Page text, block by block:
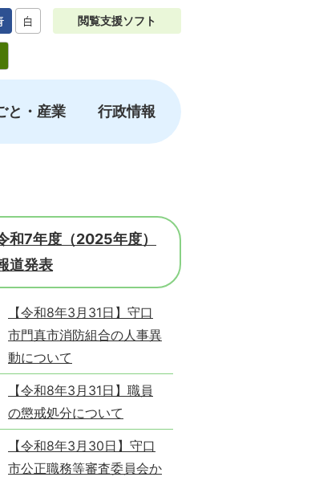
閲覧支援ソフト
と・産業 行政情報
和7年度（2025年度）
道発表
【令和8年3月31日】守口
市門真市消防組合の人事異
動について
【令和8年3月31日】職員
の懲戒処分について
【令和8年3月30日】守口
市公正職務等審査委員会か